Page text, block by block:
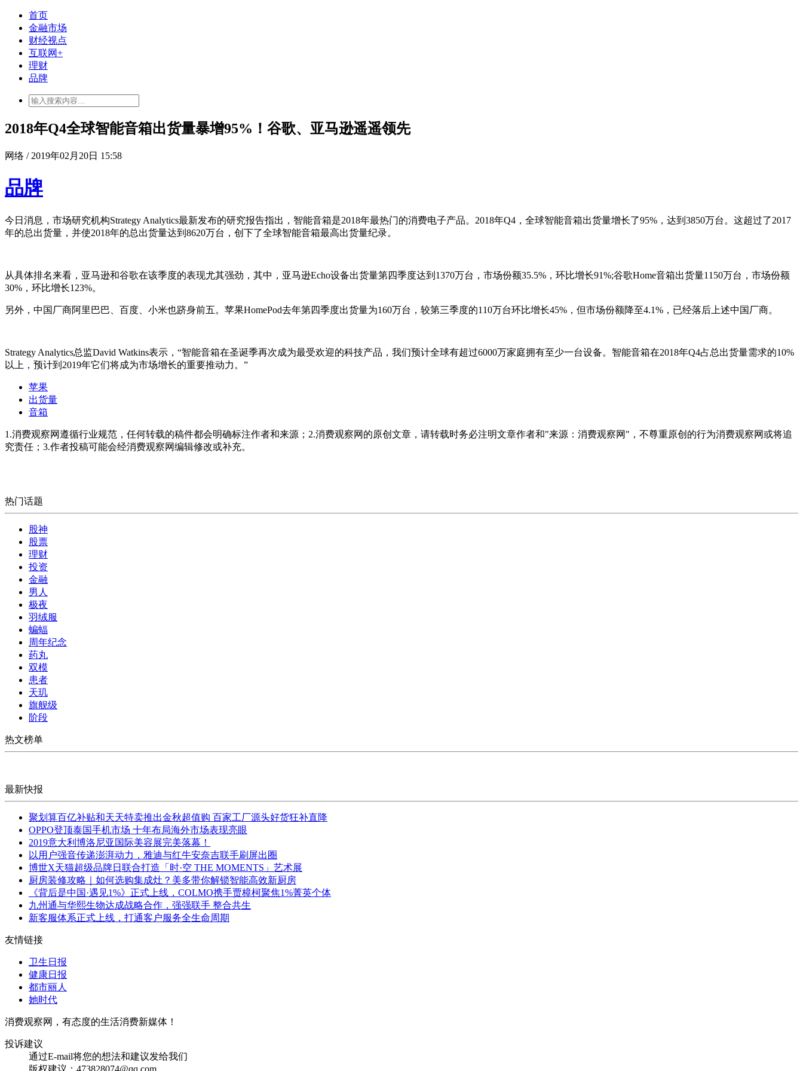
首页
金融市场
财经视点
互联网+
理财
品牌
2018年Q4全球智能音箱出货量暴增95%！谷歌、亚马逊遥遥领先
网络 / 2019年02月20日 15:58
品牌
今日消息，市场研究机构Strategy Analytics最新发布的研究报告指出，智能音箱是2018年最热门的消费电子产品。2018年Q4，全球智能音箱出货量增长了95%，达到3850万台。这超过了2017
年的总出货量，并使2018年的总出货量达到8620万台，创下了全球智能音箱最高出货量纪录。
从具体排名来看，亚马逊和谷歌在该季度的表现尤其强劲，其中，亚马逊Echo设备出货量第四季度达到1370万台，市场份额35.5%，环比增长91%;谷歌Home音箱出货量1150万台，市场份额
30%，环比增长123%。
另外，中国厂商阿里巴巴、百度、小米也跻身前五。苹果HomePod去年第四季度出货量为160万台，较第三季度的110万台环比增长45%，但市场份额降至4.1%，已经落后上述中国厂商。
Strategy Analytics总监David Watkins表示，“智能音箱在圣诞季再次成为最受欢迎的科技产品，我们预计全球有超过6000万家庭拥有至少一台设备。智能音箱在2018年Q4占总出货量需求的10%
以上，预计到2019年它们将成为市场增长的重要推动力。”
苹果
出货量
音箱
1.消费观察网遵循行业规范，任何转载的稿件都会明确标注作者和来源；2.消费观察网的原创文章，请转载时务必注明文章作者和"来源：消费观察网"，不尊重原创的行为消费观察网或将追
究责任；3.作者投稿可能会经消费观察网编辑修改或补充。
热门话题
股神
股票
理财
投资
金融
男人
极夜
羽绒服
蝙蝠
周年纪念
药丸
双模
患者
天玑
旗舰级
阶段
热文榜单
最新快报
聚划算百亿补贴和天天特卖推出金秋超值购 百家工厂源头好货狂补直降
OPPO登顶泰国手机市场 十年布局海外市场表现亮眼
2019意大利博洛尼亚国际美容展完美落幕！
以用户强音传递澎湃动力，雅迪与红牛安奈吉联手刷屏出圈
博世X天猫超级品牌日联合打造「时·空 THE MOMENTS」艺术展
厨房装修攻略｜如何选购集成灶？美多带你解锁智能高效新厨房
《背后是中国·遇见1%》正式上线，COLMO携手贾樟柯聚焦1%菁英个体
九州通与华熙生物达成战略合作，强强联手 整合共生
新客服体系正式上线，打通客户服务全生命周期
友情链接
卫生日报
健康日报
都市丽人
她时代
消费观察网，有态度的生活消费新媒体！
投诉建议
通过E-mail将您的想法和建议发给我们
版权建议：473828074@qq.com